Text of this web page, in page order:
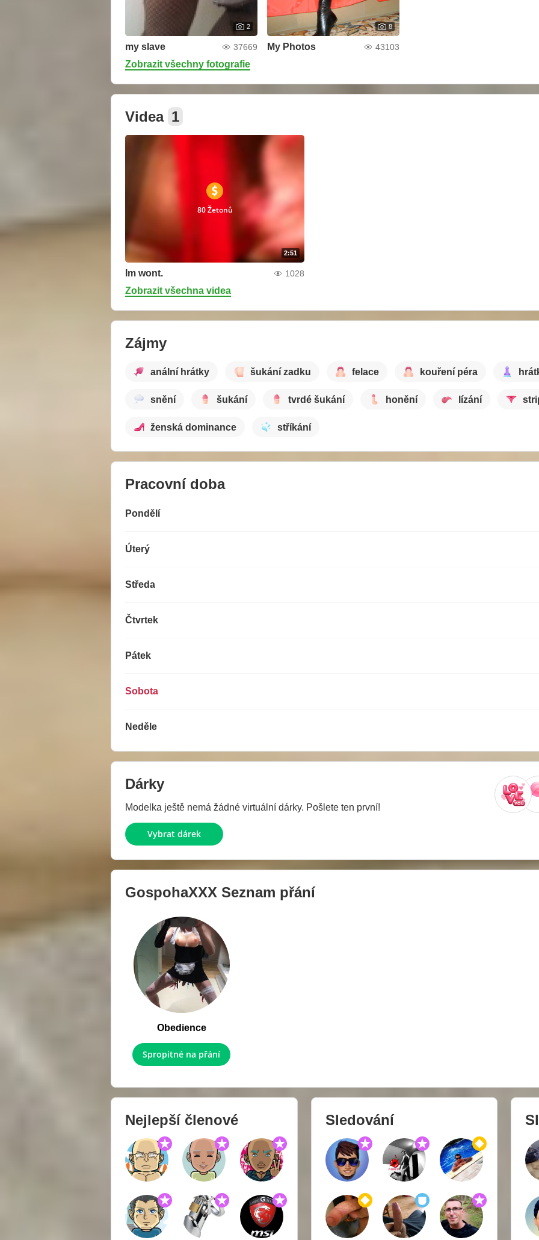
2
my slave 37669
8
My Photos 43103
Zobrazit všechny fotografie
Videa 1
2:51
80 Žetonů
Im wont. 1028
Zobrazit všechna videa
Zájmy
anální hrátky šukání zadku felace kouření péra
snění šukání tvrdé šukání honění lízání
ženská dominance stříkání
Pracovní doba
Pondělí
Úterý
Středa
Čtvrtek
Pátek
Sobota
Neděle
Dárky
Modelka ještě nemá žádné virtuální dárky. Pošlete ten první!
Vybrat dárek
GospohaXXX Seznam přání
Obedience
Spropitné na přání
Nejlepší členové Sledování